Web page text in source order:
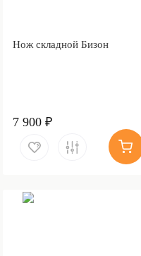
Нож складной Бизон
7 900 ₽